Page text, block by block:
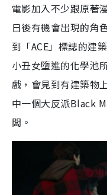
電影加入不少跟原著
日後有機會出現的角
到「ACE」標誌的建
小丑女墮進的化學池
戲，會見到有建築物
中一個大反派Black
闆。